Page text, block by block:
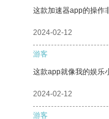
这款加速器app的操作
2024-02-12
游客
这款app就像我的娱乐
2024-02-12
游客